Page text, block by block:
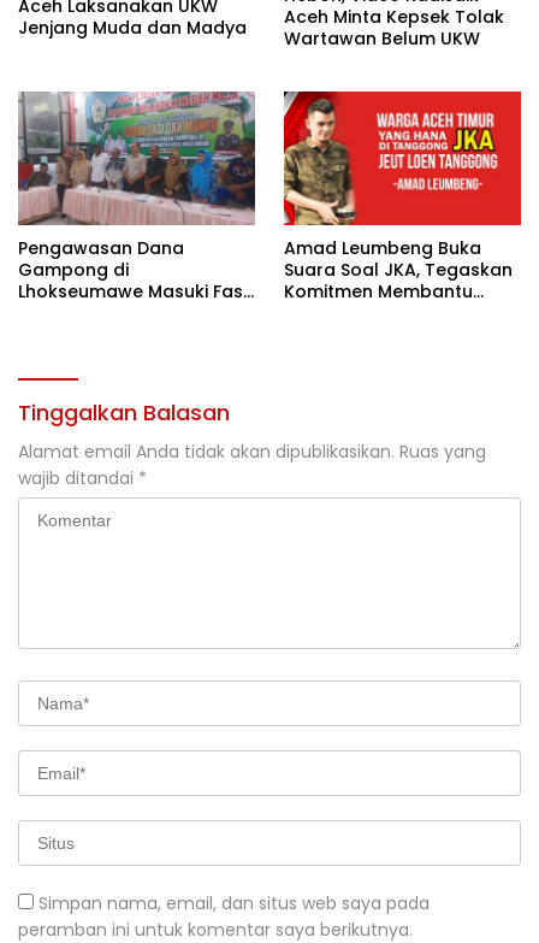
Aceh Laksanakan UKW
Jenjang Muda dan Madya
Aceh Minta Kepsek Tolak
Wartawan Belum UKW
Pengawasan Dana
Gampong di
Lhokseumawe Masuki Fase
Amad Leumbeng Buka
Suara Soal JKA, Tegaskan
Komitmen Membantu
Tinggalkan Balasan
Alamat email Anda tidak akan dipublikasikan. Ruas yang
wajib ditandai *
Simpan nama, email, dan situs web saya pada
peramban ini untuk komentar saya berikutnya.